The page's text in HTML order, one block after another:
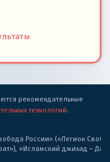
рекомендательные
технологий.
России» («Легион
«Исламский джихад –